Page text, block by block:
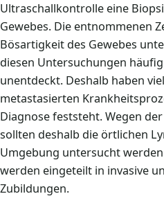
Ultraschallkontrolle eine
Gewebes. Die entnommenen
Bösartigkeit des Gewebes
diesen Untersuchungen
unentdeckt. Deshalb haben
metastasierten
Diagnose feststeht. Wegen
sollten deshalb die örtlichen
Umgebung untersucht
werden eingeteilt in invasive
Zubildungen.